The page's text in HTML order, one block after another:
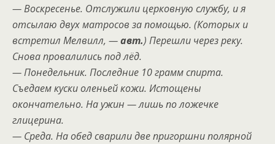
— Воскресенье. Отслужили церковную службу, и я
отсылаю двух матросов за помощью. (Которых и
встретил Мелвилл, —авт.) Перешли через реку.
Снова провалились под лёд.
— Понедельник. Последние 10 грамм спирта.
Съедаем куски оленьей кожи. Истощены
окончательно. На ужин — лишь по ложечке
глицерина.
— Среда. На обед сварили две пригоршни полярной